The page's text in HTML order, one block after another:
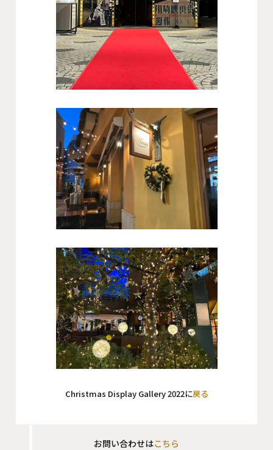
Christmas Display Gallery 2022に戻る
お問い合わせはこちら